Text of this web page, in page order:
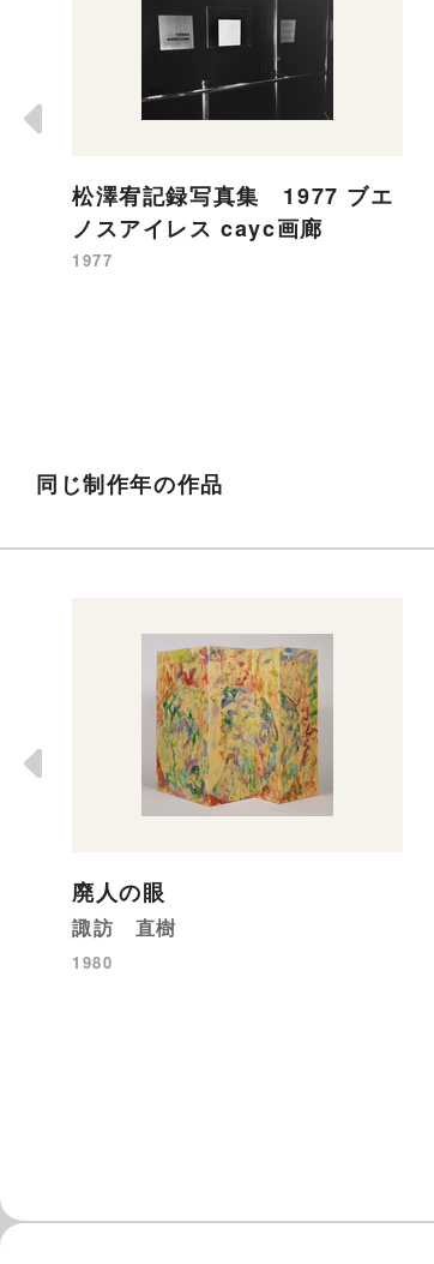
松澤宥記録写真集 1977 ブエ
ノスアイレス cayc画廊
1977
同じ制作年の作品
廃人の眼
諏訪 直樹
1980